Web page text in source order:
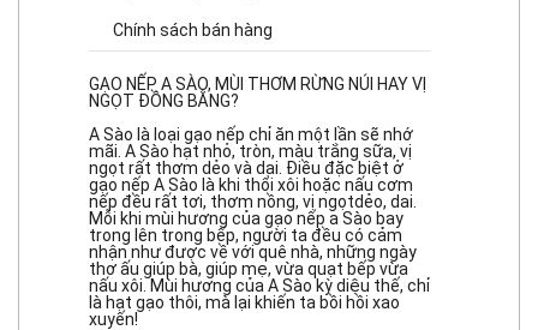
Chính sách bán hàng
GẠO NẾP A SÀO, MÙI THƠM RỪNG NÚI HAY VỊ
NGỌT ĐỒNG BẰNG?
A Sào là loại gạo nếp chỉ ăn một lần sẽ nhớ
mãi. A Sào hạt nhỏ, tròn, màu trắng sữa, vị
ngọt rất thơm dẻo và dai. Điều đặc biệt ở
gạo nếp A Sào là khi thổi xôi hoặc nấu cơm
nếp đều rất tơi, thơm nồng, vị ngọtdẻo, dai.
Mỗi khi mùi hương của gạo nếp a Sào bay
trong lên trong bếp, người ta đều có cảm
nhận như được về với quê nhà, những ngày
thơ ấu giúp bà, giúp mẹ, vừa quạt bếp vừa
nấu xôi. Mùi hương của A Sào kỳ diệu thế, chỉ
là hạt gạo thôi, mà lại khiến ta bồi hồi xao
xuyến!